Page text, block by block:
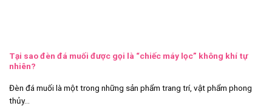
Tại sao đèn đá muối được gọi là “chiếc máy lọc” không khí tự
nhiên?
Đèn đá muối là một trong những sản phẩm trang trí, vật phẩm phong
thủy...